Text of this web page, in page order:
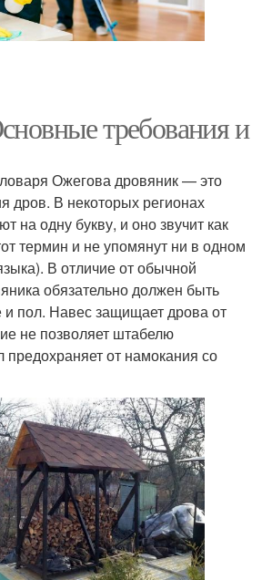
требования и
Ожегова дровяник — это
дров. В некоторых регионах
на одну букву, и оно звучит как
термин и не упомянут ни в одном
В отличие от обычной
обязательно должен быть
и пол. Навес защищает дрова от
не позволяет штабелю
предохраняет от намокания со